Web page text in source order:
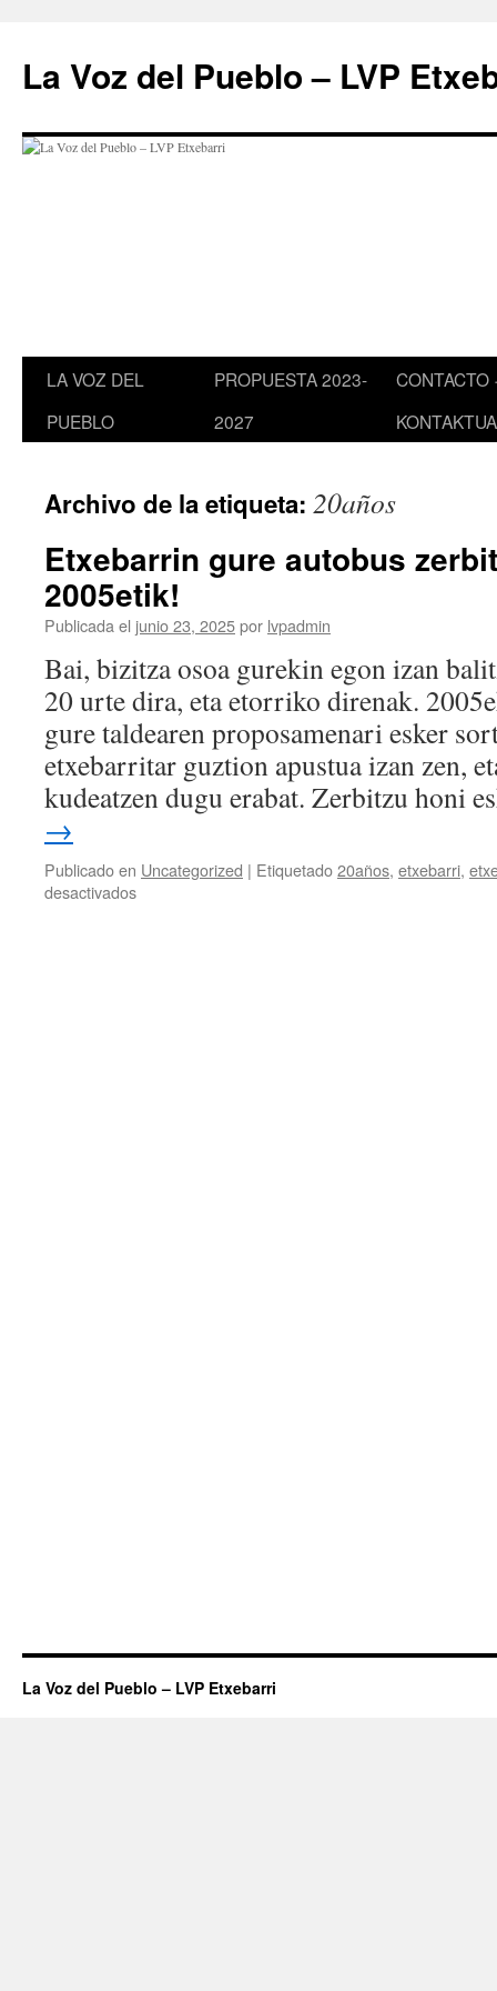
contenido
La Voz del Pueblo – LVP
LA VOZ DEL
PUEBLO
PROPUESTA 2023-
2027
CONTACTO ·
KONTAKTUA
Archivo de la etiqueta: 20años
Etxebarrin gure autobus
2005etik!
Publicada el junio 23, 2025por lvpadmin
Bai, bizitza osoa gurekin egon izan
20 urte dira, eta etorriko direnak.
gure taldearen proposamenari esker
etxebarritar guztion apustua izan zen,
kudeatzen dugu erabat. Zerbitzu honi
→
Publicado en Uncategorized | Etiquetado20años, etxebarri,
desactivadosen
La Voz del Pueblo – LVP Etxebarri